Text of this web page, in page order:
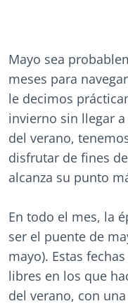
Mayo sea
meses para
le decimos
invierno sin llegar
del verano,
disfrutar de fines
alcanza su punto
En todo el mes, la
ser el puente de
mayo). Estas
libres en los que
del verano, con